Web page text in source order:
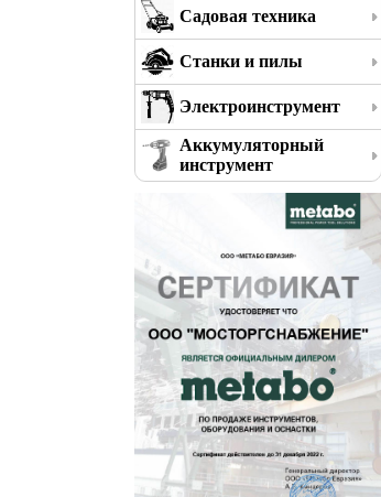
Садовая техника
Станки и пилы
Электроинструмент
Аккумуляторный
инструмент